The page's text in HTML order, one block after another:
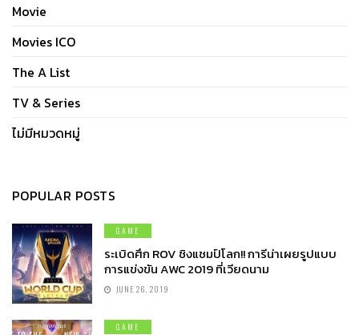
Movie
Movies ICO
The A List
TV & Series
ไม่มีหมวดหมู่
POPULAR POSTS
GAME
ระเบิดศึก ROV ชิงแชมป์โลก!! การีน่าเผยรูปแบบ
การแข่งขัน AWC 2019 ที่เวียดนาม
JUNE 26, 2019
GAME